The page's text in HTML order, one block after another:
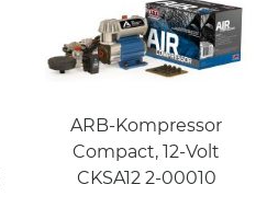
ARB-Kompressor
Compact, 12-Volt
CKSA12 2-00010